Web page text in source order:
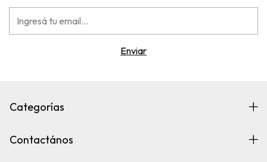
Categorías
Contactános